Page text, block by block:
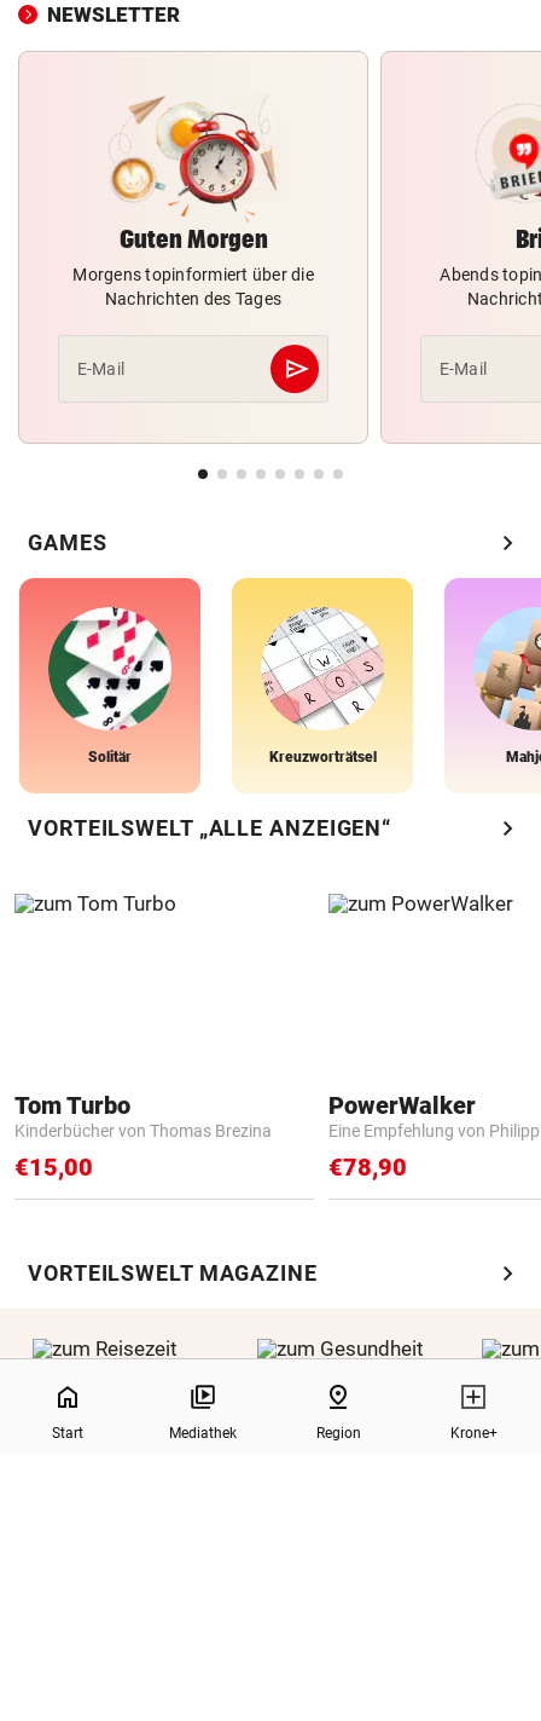
NEWSLETTER
Guten Morgen
Morgens topinformiert über die
Nachrichten des Tages
E-Mail send
Abschicken
Abends
E-Mail
GAMES chevron_right
Solitär Kreuzworträtsel
VORTEILSWELT „ALLE ANZEIGEN“ chevron_right
Tom Turbo
Kinderbücher von Thomas Brezina
€15,00
PowerWalker
Eine Empfehlung von
€78,90
VORTEILSWELT MAGAZINE chevron_right
home
Start Mediathek
pin_drop
Region Krone+
0%